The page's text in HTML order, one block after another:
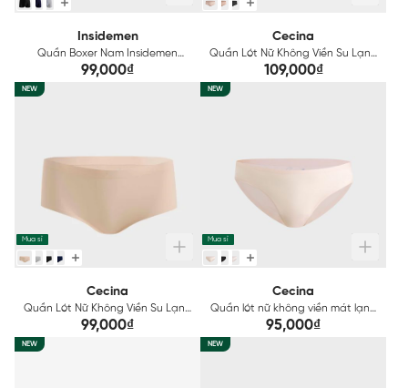
Insidemen
Quần Boxer Nam Insidemen
Polyamide IBX502EDP01
99,000₫
Cecina
Quần Lót Nữ Không Viền Su Lạnh
Cecina CBI003EGP01
109,000₫
NEW
Mua sỉ
Cecina
Quần Lót Nữ Không Viền Su Lạnh
Cecina CBI002EGP01
99,000₫
NEW
Mua sỉ
Cecina
Quần lót nữ không viền mát lạnh
Cecina CBI010EDP01
95,000₫
NEW NEW